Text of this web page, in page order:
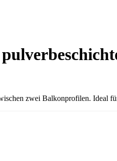
zwei Balkonprofilen. Ideal